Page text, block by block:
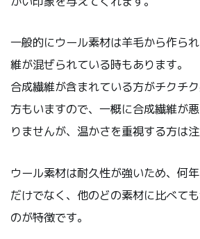
一般的にウール素材は羊毛から作ら
維が混ぜられている時もあります。
合成繊維が含まれている方がチクチ
方もいますので、一概に合成繊維が
りませんが、温かさを重視する方は注
ウール素材は耐久性が強いため、何
だけでなく、他のどの素材に比べて
のが特徴です。